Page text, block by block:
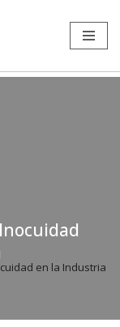
en la Industria